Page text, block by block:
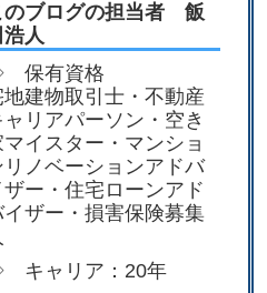
のブログの担当者 飯
浩人
保有資格
地建物取引士・不動産
ャリアパーソン・空き
マイスター・マンショ
リノベーションアドバ
ザー・住宅ローンアド
イザー・損害保険募集
ャリア：20年